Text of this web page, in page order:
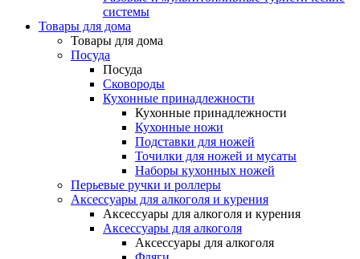
системы
Товары для дома
Товары для дома
Посуда
Посуда
Сковороды
Кухонные принадлежности
Кухонные принадлежности
Кухонные ножи
Подставки для ножей
Точилки для ножей и мусаты
Наборы кухонных ножей
Перьевые ручки и роллеры
Аксессуары для алкоголя и курения
Аксессуары для алкоголя и курения
Аксессуары для алкоголя
Аксессуары для алкоголя